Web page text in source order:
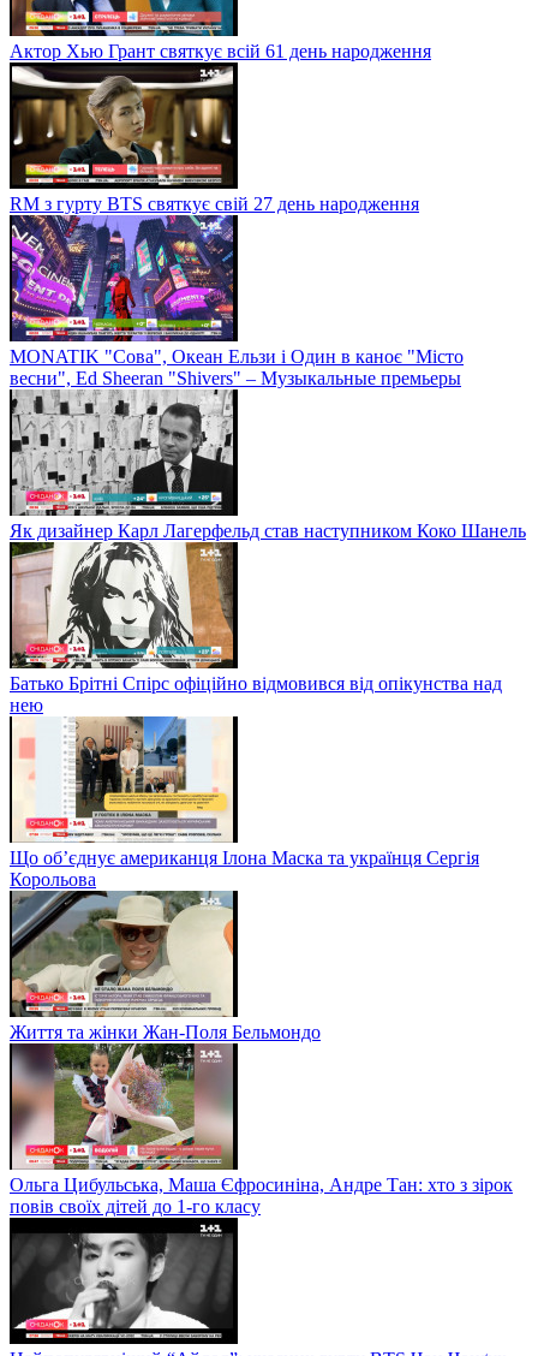
Актор Хью Грант святкує всій 61 день народження
RM з гурту BTS святкує свій 27 день народження
MONATIK "Сова", Океан Ельзи і Один в каноє "Місто
весни", Ed Sheeran "Shivers" – Музыкальные премьеры
Як дизайнер Карл Лагерфельд став наступником Коко Шанель
Батько Брітні Спірс офіційно відмовився від опікунства над
нею
Що об’єднує американця Ілона Маска та українця Сергія
Корольова
Життя та жінки Жан-Поля Бельмондо
Ольга Цибульська, Маша Єфросиніна, Андре Тан: хто з зірок
повів своїх дітей до 1-го класу